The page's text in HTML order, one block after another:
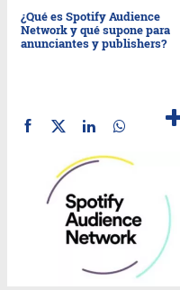
¿Qué es Spotify Audience
Network y qué supone para
anunciantes y publishers?